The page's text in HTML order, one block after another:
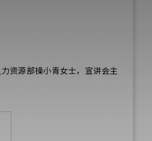
资源部操小青女士，宣讲会主